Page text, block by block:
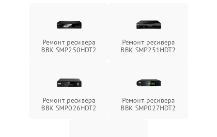
Ремонт ресивера
BBK SMP250HDT2
Ремонт ресивера
BBK SMP251HDT2
Ремонт ресивера
BBK SMP026HDT2
Ремонт ресивера
BBK SMP027HDT2